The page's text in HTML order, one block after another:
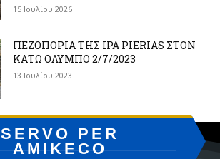
15 Ιουλίου 2026
ΠΕΖΟΠΟΡΙΑ ΤΗΣ IPA PIERIAS ΣΤΟΝ
ΚΑΤΩ ΟΛΥΜΠΟ 2/7/2023
13 Ιουλίου 2023
SERVO PER
AMIKECO